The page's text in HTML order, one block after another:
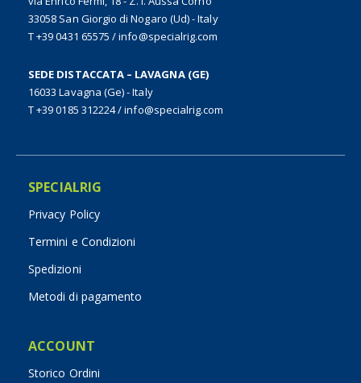
33058 San Giorgio di Nogaro (Ud) - Italy
T +39 0431 65575 /info@specialrig.com
SEDE DISTACCATA – LAVAGNA (GE)
16033 Lavagna (Ge) - Italy
T +39 0185 312224/info@specialrig.com
SPECIALRIG
Privacy Policy
Termini e Condizioni
Spedizioni
Metodi di pagamento
ACCOUNT
Storico Ordini